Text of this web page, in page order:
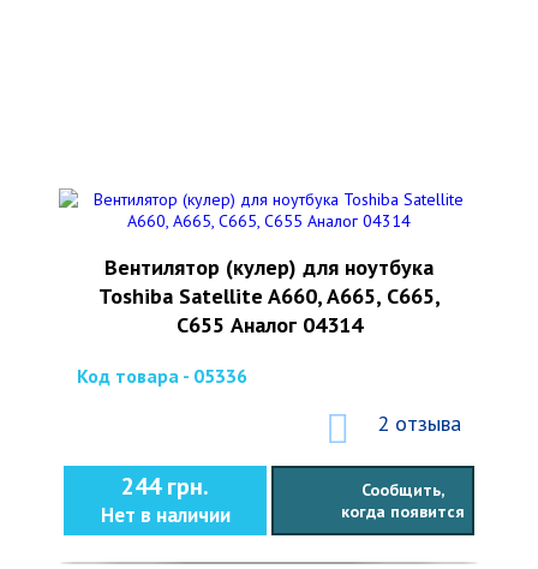
Вентилятор (кулер) для ноутбука
Toshiba Satellite A660, A665, C665,
C655 Аналог 04314
Код товара - 05336
2 отзыва
244 грн.
Нет в наличии
Сообщить,
когда появится